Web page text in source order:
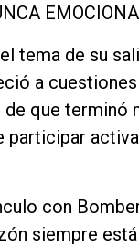
tema de su
a cuestiones
que terminó
participar
con
siempre